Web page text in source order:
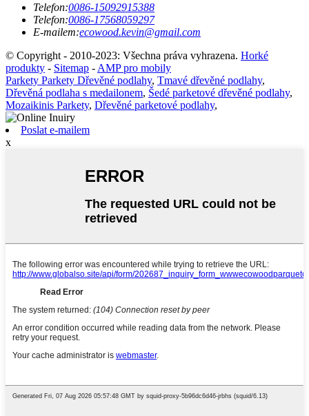
Telefon:0086-15092915388
Telefon:0086-17568059297
E-mailem:ecowood.kevin@gmail.com
© Copyright - 2010-2023: Všechna práva vyhrazena. Horké
produkty - Sitemap - AMP pro mobily
Parkety Parkety Dřevěné podlahy, Tmavé dřevěné podlahy,
Dřevěná podlaha s medailonem, Šedé parketové dřevěné podlahy,
Mozaikinis Parkety, Dřevěné parketové podlahy,
Poslat e-mailem
x